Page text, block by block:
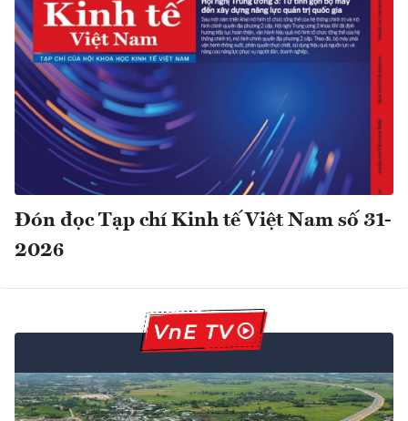
Đón đọc Tạp chí Kinh tế Việt Nam số 31-
2026